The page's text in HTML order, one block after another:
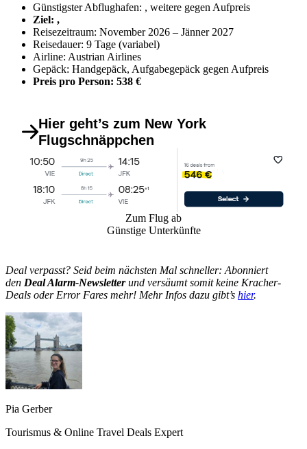
Günstigster Abflughafen: , weitere gegen Aufpreis
Ziel: ,
Reisezeitraum: November 2026 – Jänner 2027
Reisedauer: 9 Tage (variabel)
Airline: Austrian Airlines
Gepäck: Handgepäck, Aufgabegepäck gegen Aufpreis
Preis pro Person: 538 €
Hier geht’s zum New York
Flugschnäppchen
Zum Flug ab
Günstige Unterkünfte
Deal verpasst? Seid beim nächsten Mal schneller: Abonniert
den Deal Alarm-Newsletterund versäumt somit keine Kracher-
Deals oder Error Fares mehr! Mehr Infos dazu gibt’s hier.
Pia Gerber
Tourismus & Online Travel Deals Expert